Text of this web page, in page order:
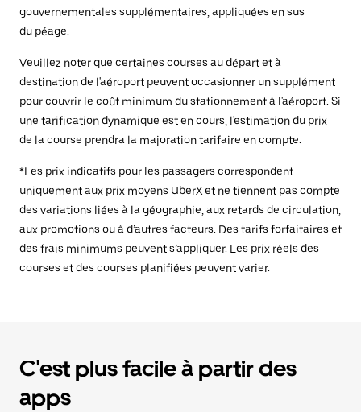
gouvernementales supplémentaires, appliquées en sus
du péage.
Veuillez noter que certaines courses au départ et à
destination de l'aéroport peuvent occasionner un supplément
pour couvrir le coût minimum du stationnement à l'aéroport. Si
une tarification dynamique est en cours, l'estimation du prix
de la course prendra la majoration tarifaire en compte.
*Les prix indicatifs pour les passagers correspondent
uniquement aux prix moyens UberX et ne tiennent pas compte
des variations liées à la géographie, aux retards de circulation,
aux promotions ou à d’autres facteurs. Des tarifs forfaitaires et
des frais minimums peuvent s’appliquer. Les prix réels des
courses et des courses planifiées peuvent varier.
C'est plus facile à partir des
apps